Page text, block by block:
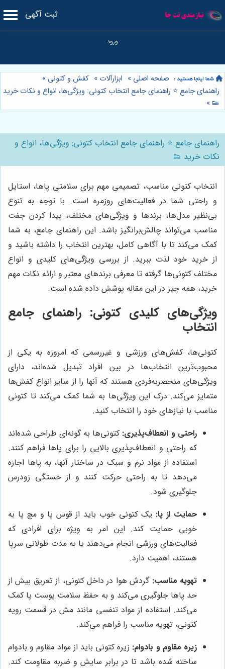
ثبت آگهی
صفحه اصلی » ابزارآلات » کفش و کتونی »
راهنمای جامع ⭐️ راهنمای جامع انتخاب کتونی: ویژگی‌ها، انواع و نکات خرید
👟
»
راهنمای جامع ⭐️ راهنمای جامع انتخاب کتونی: ویژگی‌ها، انواع و
نکات خرید 👟
انتخاب کتونی مناسب، تصمیمی مهم برای سلامتی پاها، استایل
و راحتی شما در فعالیت‌های روزمره است. با توجه به تنوع
بی‌نظیر مدل‌ها، برندها و ویژگی‌های مختلف، پیدا کردن جفت
مناسب می‌تواند چالش‌برانگیز باشد. این راهنمای جامع، به شما
کمک می‌کند تا با آگاهی کامل، بهترین انتخاب را داشته باشید و
از خرید خود لذت ببرید. از بررسی ویژگی‌های کلیدی و انواع
مختلف کتونی‌ها گرفته تا معرفی برندهای معتبر و ارائه نکات مهم
خرید، همه چیز در این مقاله پوشش داده شده است.
ویژگی‌های کلیدی کتونی: راهنمای جامع
انتخاب
کتونی‌ها، کفش‌های ورزشی و غیررسمی که امروزه به یکی از
محبوب‌ترین انتخاب‌ها در بین افراد تبدیل شده‌اند، دارای
ویژگی‌های منحصربه‌فردی هستند که آنها را از سایر انواع کفش‌ها
متمایز می‌کند. درک این ویژگی‌ها به شما کمک می‌کند تا کتونی
مناسب با نیازهای خود را انتخاب کنید.
راحتی و انعطاف‌پذیری: کتونی‌ها به گونه‌ای طراحی شده‌اند
که راحتی و انعطاف‌پذیری بالایی را برای پاها فراهم کنند.
استفاده از مواد نرم و سبک در ساختار آنها، به پاها اجازه
می‌دهد تا به راحتی حرکت کنند و از خستگی زودرس
جلوگیری شود.
حمایت از پا: یک کتونی خوب باید از قوس پا و مچ پا به
خوبی حمایت کند. این امر به ویژه برای افرادی که
فعالیت‌های ورزشی انجام می‌دهند یا به مدت طولانی سرپا
هستند، اهمیت دارد.
تهویه مناسب: گردش هوا در داخل کتونی، از تعریق بیش از
حد پاها جلوگیری می‌کند و به حفظ سلامت پوست پا کمک
می‌کند. استفاده از مواد تنفسی مانند مش در قسمت رویه
کتونی، تهویه مناسب را فراهم می‌کند.
زیره مقاوم و بادوام: زیره کتونی باید از مواد مقاوم و بادوام
ساخته شده باشد تا در برابر سایش و ضربه مقاومت کند.